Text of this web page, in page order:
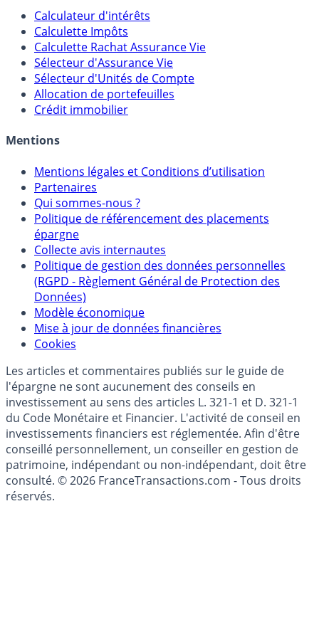
Calculateur d'intérêts
Calculette Impôts
Calculette Rachat Assurance Vie
Sélecteur d'Assurance Vie
Sélecteur d'Unités de Compte
Allocation de portefeuilles
Mentions légales et Conditions d’utilisation
Partenaires
Qui sommes-nous ?
Politique de référencement des placements
épargne
Collecte avis internautes
Politique de gestion des données personnelles
(RGPD - Règlement Général de Protection des
Données)
Modèle économique
Mise à jour de données financières
Cookies
Les articles et commentaires publiés sur le guide de
l'épargne ne sont aucunement des conseils en
investissement au sens des articles L. 321-1 et D. 321-1
du Code Monétaire et Financier. L'activité de conseil en
investissements financiers est réglementée. Afin d'être
conseillé personnellement, un conseiller en gestion de
patrimoine, indépendant ou non-indépendant, doit être
consulté. © 2026 FranceTransactions.com - Tous droits